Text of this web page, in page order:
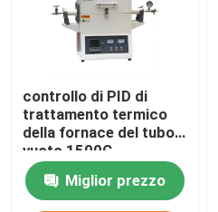
controllo di PID di
trattamento termico
della fornace del tubo a
vuoto 1500C
Miglior prezzo